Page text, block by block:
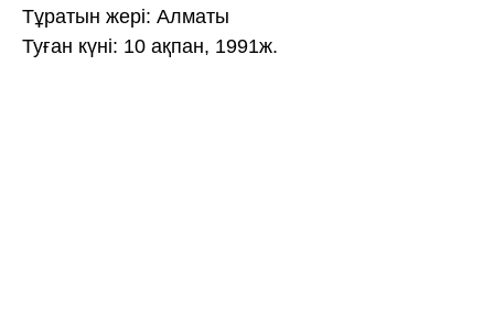
Тұратын жері: Алматы
Туған күні: 10 ақпан, 1991ж.